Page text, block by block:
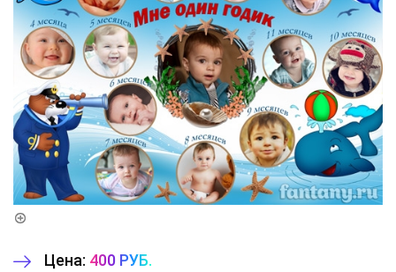
Цена: 400 РУБ.